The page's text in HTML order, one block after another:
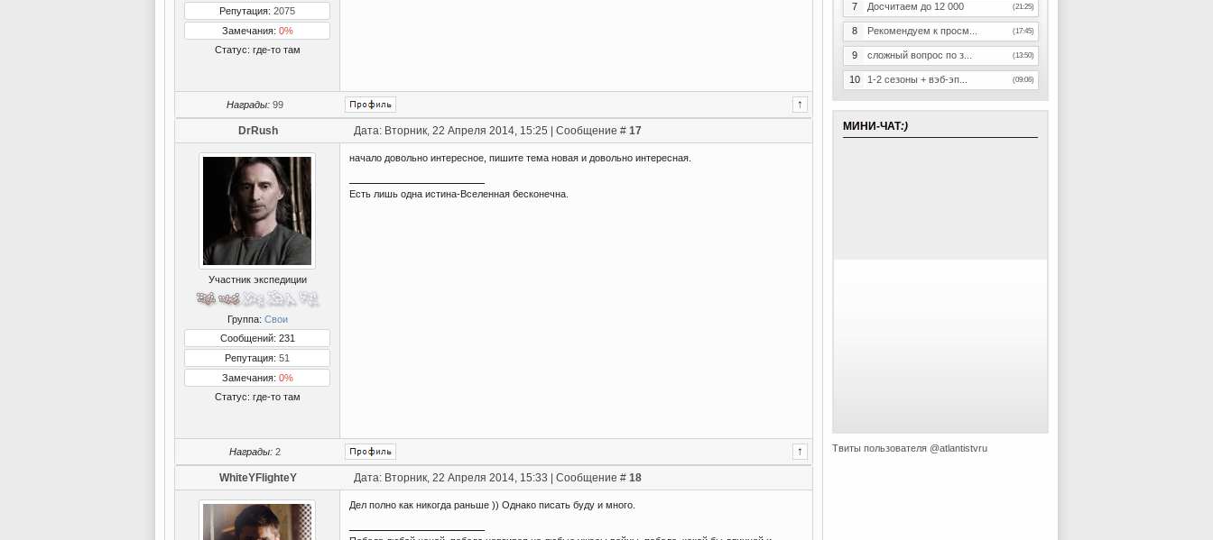
Репутация: 2075
Замечания: 0%
Статус: где-то там
Награды: 99
DrRush Дата: Вторник, 22 Апреля 2014, 15:25 | Сообщение # 17
Участник экспедиции
Группа: Свои
Сообщений: 231
Репутация: 51
Замечания: 0%
Статус: где-то там
начало довольно интересное, пишите тема новая и довольно интересная.
Есть лишь одна истина-Вселенная бесконечна.
Награды: 2
WhiteYFlighteY Дата: Вторник, 22 Апреля 2014, 15:33 | Сообщение # 18
Дел полно как никогда раньше )) Однако писать буду и много.
7 Досчитаем до 12 000 (21:25)
8 Рекомендуем к просм... (17:45)
9 сложный вопрос по з... (13:50)
10 1-2 сезоны + вэб-эп... (09:06)
МИНИ-ЧАТ:)
Твиты пользователя @atlantistvru